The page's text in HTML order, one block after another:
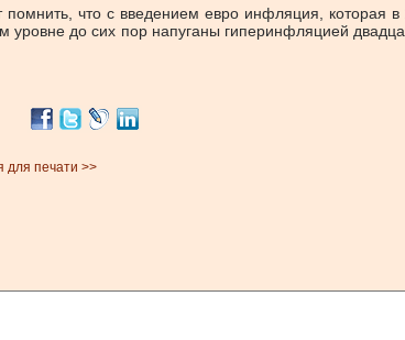
помнить, что с введением евро инфляция,
уровне до сих пор напуганы гиперинфляцией
для печати >>